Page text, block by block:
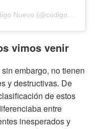
vimos venir
embargo, no tienen
y destructivas. De
de estos
entre
inesperados y